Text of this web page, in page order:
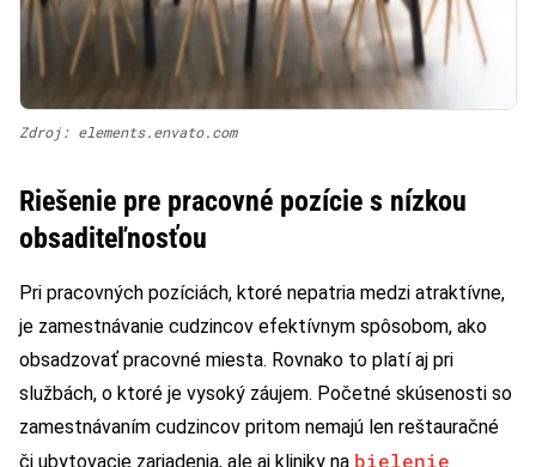
Zdroj: elements.envato.com
Riešenie pre pracovné pozície s nízkou
obsaditeľnosťou
Pri pracovných pozíciách, ktoré nepatria medzi atraktívne,
je zamestnávanie cudzincov efektívnym spôsobom, ako
obsadzovať pracovné miesta. Rovnako to platí aj pri
službách, o ktoré je vysoký záujem. Početné skúsenosti so
zamestnávaním cudzincov pritom nemajú len reštauračné
či ubytovacie zariadenia, ale aj kliniky na bielenie